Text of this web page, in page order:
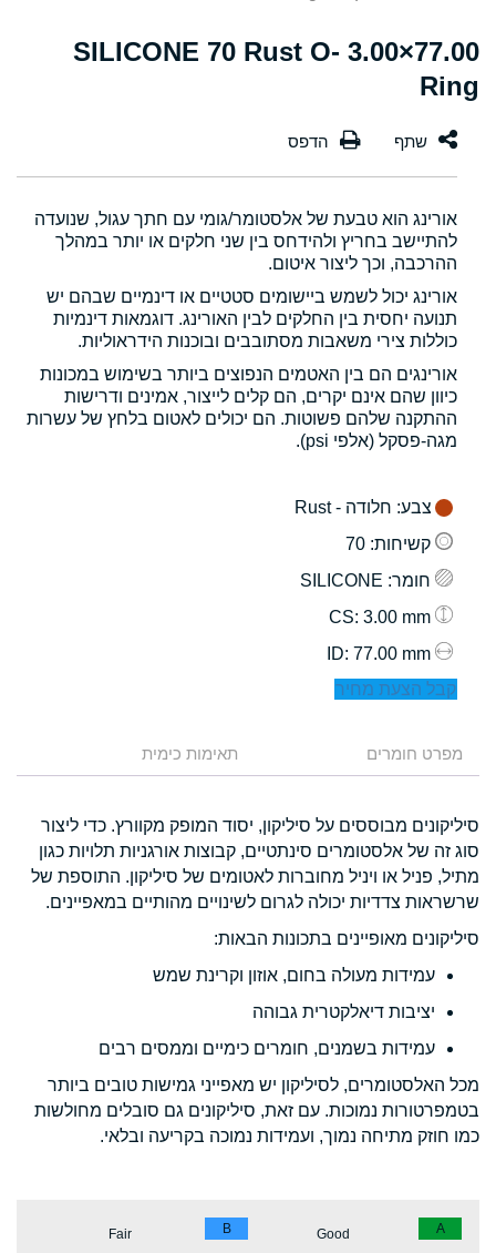
77.00×3.00 SILICONE 70 Rust O-
Ring
אורינג הוא טבעת של אלסטומר/גומי עם חתך עגול, שנועדה
להתיישב בחריץ ולהידחס בין שני חלקים או יותר במהלך
ההרכבה, וכך ליצור איטום.
אורינג יכול לשמש ביישומים סטטיים או דינמיים שבהם יש
תנועה יחסית בין החלקים לבין האורינג. דוגמאות דינמיות
כוללות צירי משאבות מסתובבים ובוכנות הידראוליות.
אורינגים הם בין האטמים הנפוצים ביותר בשימוש במכונות
כיוון שהם אינם יקרים, הם קלים לייצור, אמינים ודרישות
ההתקנה שלהם פשוטות. הם יכולים לאטום בלחץ של עשרות
מגה-פסקל (אלפי psi).
צבע: חלודה - Rust
קשיחות: 70
חומר: SILICONE
: 3.00 mm
: 77.00 mm
קבל הצעת מחיר
מפרט חומרים תאימות כימית
סיליקונים מבוססים על סיליקון, יסוד המופק מקוורץ. כדי ליצור
סוג זה של אלסטומרים סינתטיים, קבוצות אורגניות תלויות כגון
מתיל, פניל או ויניל מחוברות לאטומים של סיליקון. התוספת של
שרשראות צדדיות יכולה לגרום לשינויים מהותיים במאפיינים.
סיליקונים מאופיינים בתכונות הבאות:
עמידות מעולה בחום, אוזון וקרינת שמש
יציבות דיאלקטרית גבוהה
עמידות בשמנים, חומרים כימיים וממסים רבים
מכל האלסטומרים, לסיליקון יש מאפייני גמישות טובים ביותר
בטמפרטורות נמוכות. עם זאת, סיליקונים גם סובלים מחולשות
כמו חוזק מתיחה נמוך, ועמידות נמוכה בקריעה ובלאי.
A
Good
B
Fair